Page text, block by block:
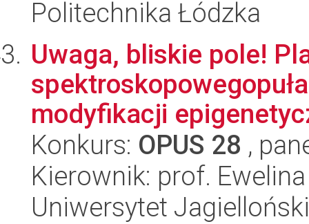
Politechnika Łódzka
Uwaga, bliskie pole!
modyfikacji
Konkurs: OPUS 28 ,
Kierownik: prof.
Uniwersytet Jagielloński